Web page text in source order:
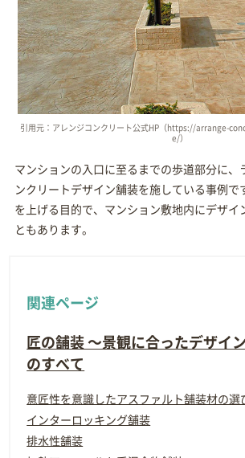
引用元：アレンジコンクリート公式HP（https://arrange-
e/）
マンションの入口に至るまでの歩道部分に、
ンクリートデザイン舗装を施している事例で
を上げる目的で、マンション敷地内にデザイ
ともあります。
関連ページ
匠の舗装 ～景観に合ったデザイ
のすべて
意匠性を意識したアスファルト舗装材の選
インターロッキング舗装
排水性舗装